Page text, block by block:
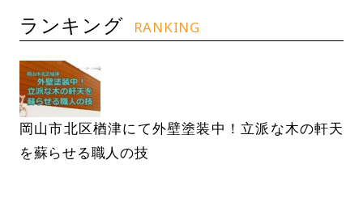
ランキング RANKING
岡山市北区楢津にて外壁塗装中！立派な木の軒天
を蘇らせる職人の技